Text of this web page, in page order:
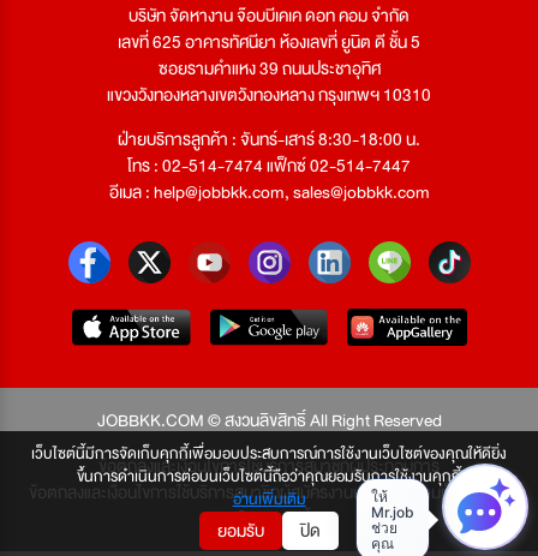
เว็บไซต์นี้มีการจัดเก็บคุกกี้เพื่อมอบประสบการณ์การใช้งานเว็บไซต์ของคุณให้ดียิ่ง
ขึ้นการดำเนินการต่อบนเว็บไซต์นี้ถือว่าคุณยอมรับการใช้งานคุกกี้
อ่านเพิ่มเติม
ยอมรับ ปิด
บริษัท จัดหางาน จ๊อบบีเคเค ดอท คอม จำกัด
เลขที่ 625 อาคารทัศนียา ห้องเลขที่ ยูนิต ดี ชั้น 5
ซอยรามคำแหง 39 ถนนประชาอุทิศ
แขวงวังทองหลางเขตวังทองหลาง กรุงเทพฯ 10310
ฝ่ายบริการลูกค้า : จันทร์-เสาร์ 8:30-18:00 น.
โทร : 02-514-7474 แฟ็กซ์ 02-514-7447
อีเมล :help@jobbkk.com,sales@jobbkk.com
JOBBKK.COM © สงวนลิขสิทธิ์ All Right Reserved
ข้อตกลงและเงื่อนไขการใช้บริการสมาชิกผู้ประกอบการ
ข้อตกลงและเงื่อนไขการใช้บริการสมาชิกผู้สมัครงานนโยบายความเป็นส่วนตัว
นโยบายคุกกี้